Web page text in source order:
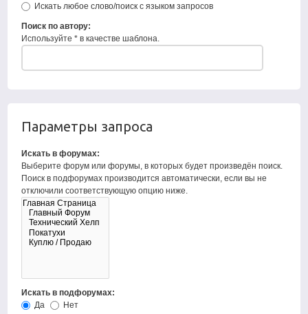
Искать любое слово/поиск с языком запросов
Поиск по автору:
Используйте * в качестве шаблона.
Параметры запроса
Искать в форумах:
Выберите форум или форумы, в которых будет произведён поиск.
Поиск в подфорумах производится автоматически, если вы не
отключили соответствующую опцию ниже.
Искать в подфорумах:
Да
Нет